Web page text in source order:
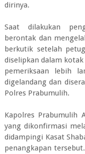
dirinya.
Saat dilakukan
berontak dan
berkutik setelah
diselipkan dalam
pemeriksaan lebih
digelandang dan
Polres Prabumulih.
Kapolres Prabumulih
yang dikonfirmasi
didampingi Kasat
penangkapan